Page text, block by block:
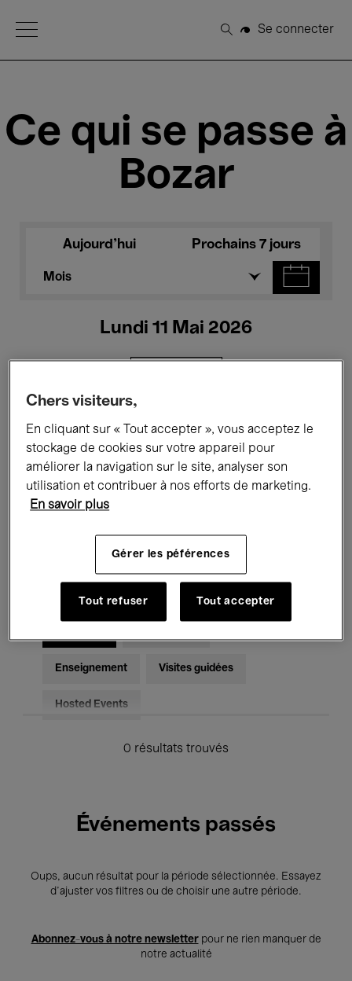
Open Menu
Rechercher
Se connecter
Ce qui se passe à
Bozar
Aujourd'hui Prochains 7 jours
Mois
Lundi 11 Mai 2026
Tous les événements Concerts
Expositions Performances
Rencontres & Débats
Musique classique Global Music
Enseignement Visites guidées
Hosted Events
0 résultats trouvés
Événements passés
Oups, aucun résultat pour la période sélectionnée. Essayez
d’ajuster vos filtres ou de choisir une autre période.
Abonnez-vous à notre newsletterpour ne rien manquer de
notre actualité
Chers visiteurs,
En cliquant sur « Tout accepter », vous acceptez le
stockage de cookies sur votre appareil pour
améliorer la navigation sur le site, analyser son
utilisation et contribuer à nos efforts de marketing.
En savoir plus
Gérer les péférences
Tout refuser Tout accepter